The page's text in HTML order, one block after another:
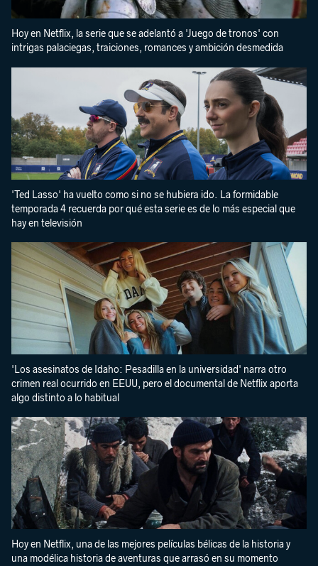
Hoy en Netflix, la serie que se adelantó a 'Juego de tronos' con
intrigas palaciegas, traiciones, romances y ambición desmedida
'Ted Lasso' ha vuelto como si no se hubiera ido. La formidable
temporada 4 recuerda por qué esta serie es de lo más especial que
hay en televisión
'Los asesinatos de Idaho: Pesadilla en la universidad' narra otro
crimen real ocurrido en EEUU, pero el documental de Netflix aporta
algo distinto a lo habitual
Hoy en Netflix, una de las mejores películas bélicas de la historia y
una modélica historia de aventuras que arrasó en su momento